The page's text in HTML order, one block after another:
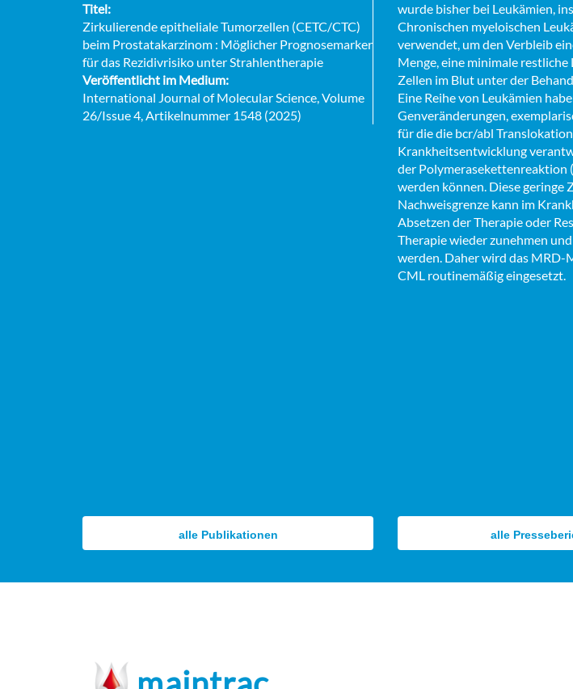
Titel:
Zirkulierende epitheliale Tumorzellen (CETC/CTC)
beim Prostatakarzinom : Möglicher Prognosemarker
für das Rezidivrisiko unter Strahlentherapie
Veröffentlicht im Medium:
International Journal of Molecular Science, Volume
26/Issue 4, Artikelnummer 1548 (2025)
wurde bisher bei Leukämien,
Chronischen myeloischen
verwendet, um den Verbleib
Menge, eine minimale restliche
Zellen im Blut unter der
Eine Reihe von Leukämien
Genveränderungen,
für die die bcr/abl
Krankheitsentwicklung
der Polymerasekettenreaktion
werden können. Diese geringe
Nachweisgrenze kann im
Absetzen der Therapie oder
Therapie wieder zunehmen
werden. Daher wird das
CML routinemäßig eingesetzt.
alle Publikationen alle